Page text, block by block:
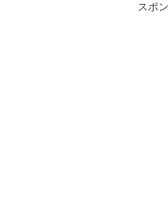
スポ